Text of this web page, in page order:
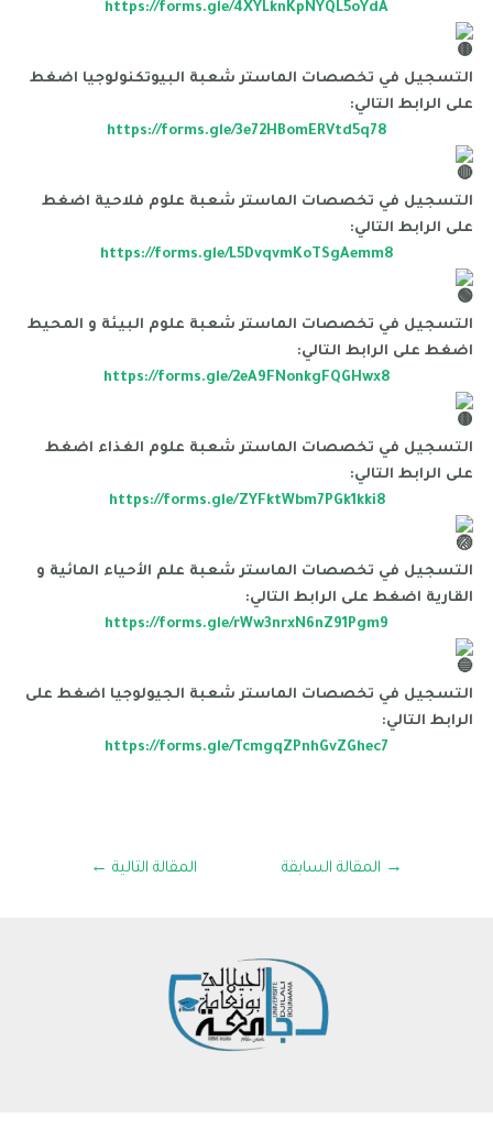
https://forms.gle/4XYLknKpNYQL5oYdA
التسجيل في تخصصات الماستر شعبة البيوتكنولوجيا اضغط
على الرابط التالي:
https://forms.gle/3e72HBomERVtd5q78
التسجيل في تخصصات الماستر شعبة علوم فلاحية اضغط
على الرابط التالي:
https://forms.gle/L5DvqvmKoTSgAemm8
التسجيل في تخصصات الماستر شعبة علوم البيئة و المحيط
اضغط على الرابط التالي:
https://forms.gle/2eA9FNonkgFQGHwx8
التسجيل في تخصصات الماستر شعبة علوم الغذاء اضغط
على الرابط التالي:
https://forms.gle/ZYFktWbm7PGk1kki8
التسجيل في تخصصات الماستر شعبة علم الأحياء المائية و
القارية اضغط على الرابط التالي:
https://forms.gle/rWw3nrxN6nZ91Pgm9
التسجيل في تخصصات الماستر شعبة الجيولوجيا اضغط على
الرابط التالي:
https://forms.gle/TcmgqZPnhGvZGhec7
→ المقالة السابقة المقالة التالية ←